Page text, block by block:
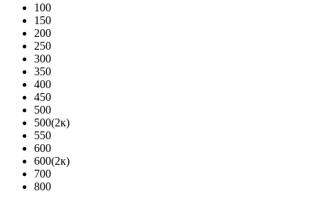
100
150
200
250
300
350
400
450
500
500(2к)
550
600
600(2к)
700
800